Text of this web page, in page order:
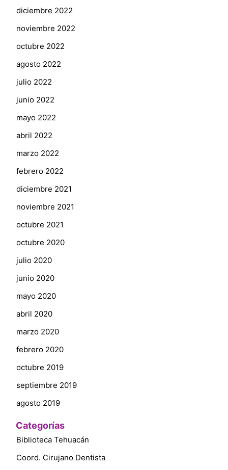
diciembre 2022
noviembre 2022
octubre 2022
agosto 2022
julio 2022
junio 2022
mayo 2022
abril 2022
marzo 2022
febrero 2022
diciembre 2021
noviembre 2021
octubre 2021
octubre 2020
julio 2020
junio 2020
mayo 2020
abril 2020
marzo 2020
febrero 2020
octubre 2019
septiembre 2019
agosto 2019
Categorías
Biblioteca Tehuacán
Coord. Cirujano Dentista